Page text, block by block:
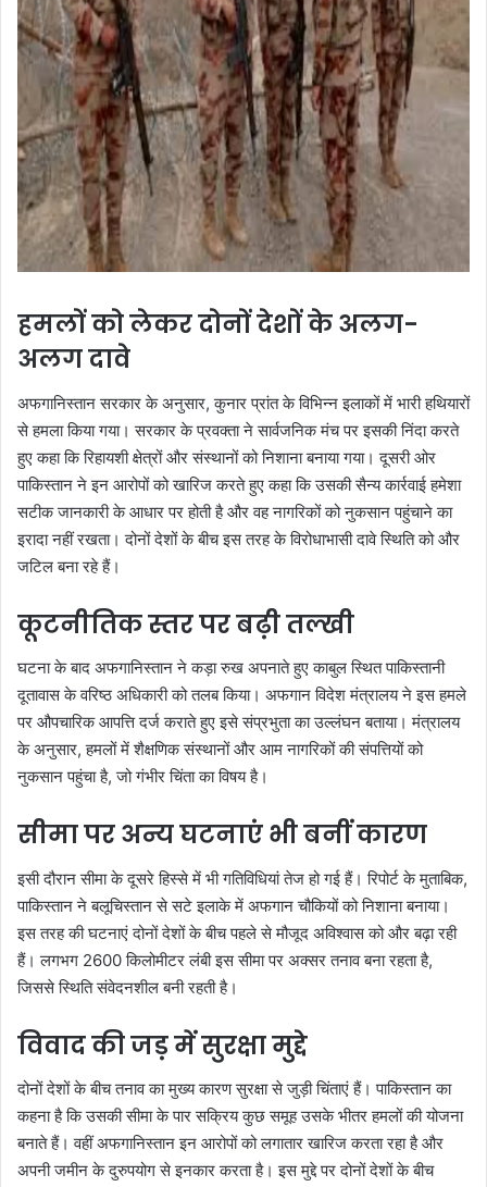
हमलों को लेकर दोनों देशों के अलग-
अलग दावे
अफगानिस्तान सरकार के अनुसार, कुनार प्रांत के विभिन्न इलाकों में भारी हथियारों
से हमला किया गया। सरकार के प्रवक्ता ने सार्वजनिक मंच पर इसकी निंदा करते
हुए कहा कि रिहायशी क्षेत्रों और संस्थानों को निशाना बनाया गया। दूसरी ओर
पाकिस्तान ने इन आरोपों को खारिज करते हुए कहा कि उसकी सैन्य कार्रवाई हमेशा
सटीक जानकारी के आधार पर होती है और वह नागरिकों को नुकसान पहुंचाने का
इरादा नहीं रखता। दोनों देशों के बीच इस तरह के विरोधाभासी दावे स्थिति को और
जटिल बना रहे हैं।
कूटनीतिक स्तर पर बढ़ी तल्खी
घटना के बाद अफगानिस्तान ने कड़ा रुख अपनाते हुए काबुल स्थित पाकिस्तानी
दूतावास के वरिष्ठ अधिकारी को तलब किया। अफगान विदेश मंत्रालय ने इस हमले
पर औपचारिक आपत्ति दर्ज कराते हुए इसे संप्रभुता का उल्लंघन बताया। मंत्रालय
के अनुसार, हमलों में शैक्षणिक संस्थानों और आम नागरिकों की संपत्तियों को
नुकसान पहुंचा है, जो गंभीर चिंता का विषय है।
सीमा पर अन्य घटनाएं भी बनीं कारण
इसी दौरान सीमा के दूसरे हिस्से में भी गतिविधियां तेज हो गई हैं। रिपोर्ट के मुताबिक,
पाकिस्तान ने बलूचिस्तान से सटे इलाके में अफगान चौकियों को निशाना बनाया।
इस तरह की घटनाएं दोनों देशों के बीच पहले से मौजूद अविश्वास को और बढ़ा रही
हैं। लगभग 2600 किलोमीटर लंबी इस सीमा पर अक्सर तनाव बना रहता है,
जिससे स्थिति संवेदनशील बनी रहती है।
विवाद की जड़ में सुरक्षा मुद्दे
दोनों देशों के बीच तनाव का मुख्य कारण सुरक्षा से जुड़ी चिंताएं हैं। पाकिस्तान का
कहना है कि उसकी सीमा के पार सक्रिय कुछ समूह उसके भीतर हमलों की योजना
बनाते हैं। वहीं अफगानिस्तान इन आरोपों को लगातार खारिज करता रहा है और
अपनी जमीन के दुरुपयोग से इनकार करता है। इस मुद्दे पर दोनों देशों के बीच